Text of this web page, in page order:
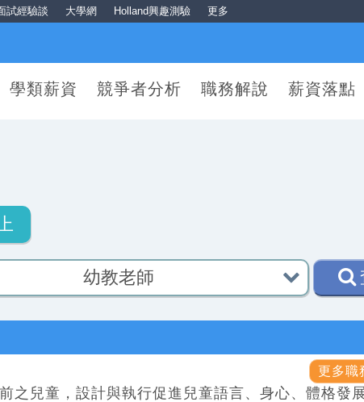
試經驗談 大學網 Holland興趣測驗 更多
學類薪資 競爭者分析 職務解說 薪資落點
更多職
之兒童，設計與執行促進兒童語言、身心、體格發